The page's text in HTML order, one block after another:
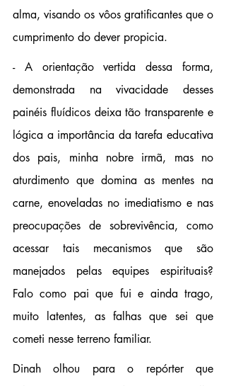
alma, visando os vôos gratificantes que o
cumprimento do dever propicia.
- A orientação vertida dessa forma,
demonstrada na vivacidade desses
painéis fluídicos deixa tão transparente e
lógica a importância da tarefa educativa
dos pais, minha nobre irmã, mas no
aturdimento que domina as mentes na
carne, enoveladas no imediatismo e nas
preocupações de sobrevivência, como
acessar tais mecanismos que são
manejados pelas equipes espirituais?
Falo como pai que fui e ainda trago,
muito latentes, as falhas que sei que
cometi nesse terreno familiar.
Dinah olhou para o repórter que